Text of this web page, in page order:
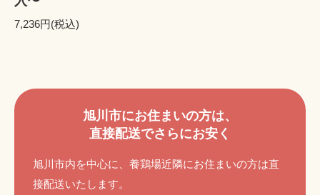
7,236円(税込)
旭川市にお住まいの方は、
直接配送でさらにお安く
旭川市内を中心に、養鶏場近隣にお住まいの方は直
接配送いたします。